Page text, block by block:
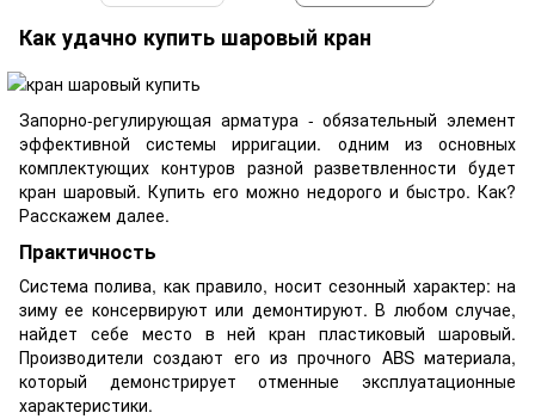
Как удачно купить шаровый кран
Запорно-регулирующая арматура - обязательный элемент
эффективной системы ирригации. одним из основных
комплектующих контуров разной разветвленности будет
кран шаровый. Купить его можно недорого и быстро. Как?
Расскажем далее.
Практичность
Система полива, как правило, носит сезонный характер: на
зиму ее консервируют или демонтируют. В любом случае,
найдет себе место в ней кран пластиковый шаровый.
Производители создают его из прочного ABS материала,
который демонстрирует отменные эксплуатационные
характеристики.